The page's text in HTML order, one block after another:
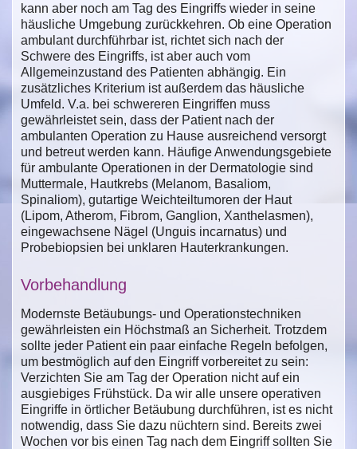
kann aber noch am Tag des Eingriffs wieder in seine
häusliche Umgebung zurückkehren. Ob eine Operation
ambulant durchführbar ist, richtet sich nach der
Schwere des Eingriffs, ist aber auch vom
Allgemeinzustand des Patienten abhängig. Ein
zusätzliches Kriterium ist außerdem das häusliche
Umfeld. V.a. bei schwereren Eingriffen muss
gewährleistet sein, dass der Patient nach der
ambulanten Operation zu Hause ausreichend versorgt
und betreut werden kann. Häufige Anwendungsgebiete
für ambulante Operationen in der Dermatologie sind
Muttermale, Hautkrebs (Melanom, Basaliom,
Spinaliom), gutartige Weichteiltumoren der Haut
(Lipom, Atherom, Fibrom, Ganglion, Xanthelasmen),
eingewachsene Nägel (Unguis incarnatus) und
Probebiopsien bei unklaren Hauterkrankungen.
Vorbehandlung
Modernste Betäubungs- und Operationstechniken
gewährleisten ein Höchstmaß an Sicherheit. Trotzdem
sollte jeder Patient ein paar einfache Regeln befolgen,
um bestmöglich auf den Eingriff vorbereitet zu sein:
Verzichten Sie am Tag der Operation nicht auf ein
ausgiebiges Frühstück. Da wir alle unsere operativen
Eingriffe in örtlicher Betäubung durchführen, ist es nicht
notwendig, dass Sie dazu nüchtern sind. Bereits zwei
Wochen vor bis einen Tag nach dem Eingriff sollten Sie